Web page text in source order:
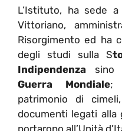
L’Istituto, ha sede
Vittoriano,
Risorgimento ed ha
degli studi sulla S
Indipendenza sino
Guerra Mondiale;
patrimonio di
documenti legati
portarono all’Unità